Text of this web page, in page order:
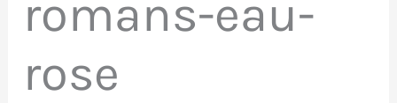
romans-eau-
rose